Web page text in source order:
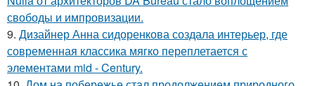
свободы и импровизации.
9. Дизайнер Анна сидоренкова создала интерьер, где
современная классика мягко переплетается с
элементами mid - Century.